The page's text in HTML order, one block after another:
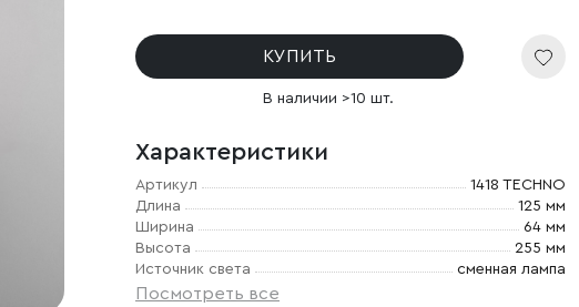
КУПИТЬ
В наличии >10 шт.
Характеристики
Артикул
1418 TECHNO
Длина
125 мм
Ширина
64 мм
Высота
255 мм
Источник света
сменная лампа
Посмотреть все